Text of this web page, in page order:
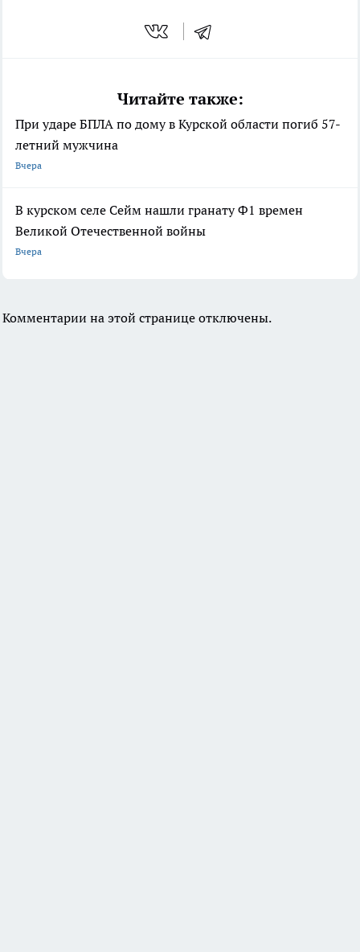
Читайте также:
При ударе БПЛА по дому в Курской области погиб 57-
летний мужчина
Вчера
В курском селе Сейм нашли гранату Ф1 времен
Великой Отечественной войны
Вчера
Комментарии на этой странице отключены.